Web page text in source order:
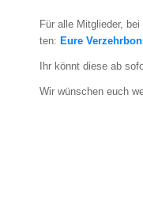
Für alle Mit­glie­der,
ten: Eure
Ihr könnt die­se ab
Wir wün­schen euch